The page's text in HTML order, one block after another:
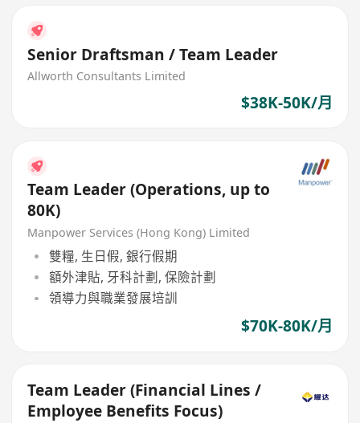
Senior Draftsman / Team Leader
Allworth Consultants Limited
$38K-50K/月
Team Leader (Operations, up to
80K)
Manpower Services (Hong Kong) Limited
雙糧, 生日假, 銀行假期
額外津貼, 牙科計劃, 保險計劃
領導力與職業發展培訓
$70K-80K/月
Team Leader (Financial Lines /
Employee Benefits Focus)